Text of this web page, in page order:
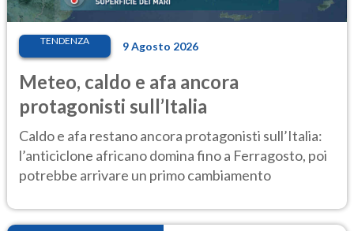
TENDENZA 9 Agosto 2026
Meteo, caldo e afa ancora
protagonisti sull’Italia
Caldo e afa restano ancora protagonisti sull’Italia:
l’anticiclone africano domina fino a Ferragosto, poi
potrebbe arrivare un primo cambiamento